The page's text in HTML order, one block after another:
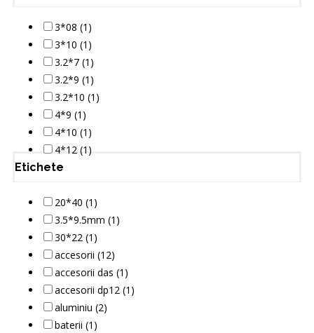
3*08 (1)
3*10 (1)
3.2*7 (1)
3.2*9 (1)
3.2*10 (1)
4*9 (1)
4*10 (1)
4*12 (1)
Etichete
20*40 (1)
3.5*9.5mm (1)
30*22 (1)
accesorii (12)
accesorii das (1)
accesorii dp12 (1)
aluminiu (2)
baterii (1)